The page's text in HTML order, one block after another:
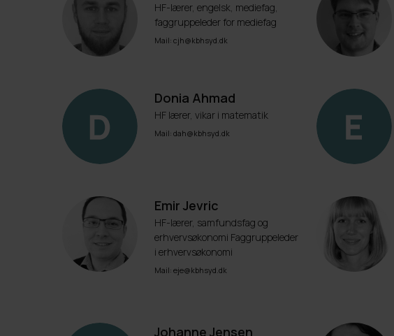
HF-lærer, engelsk, mediefag,
faggruppeleder for mediefag
Mail: cjh@kbhsyd.dk
Donia Ahmad
HF lærer, vikar i matematik
Mail: dah@kbhsyd.dk
Emir Jevric
HF-lærer, samfundsfag og
erhvervsøkonomi Faggruppeleder
i erhvervsøkonomi
Mail: eje@kbhsyd.dk
Johanne Jensen